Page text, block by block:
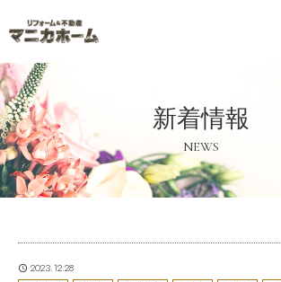
新着情報
NEWS
2023.12.28